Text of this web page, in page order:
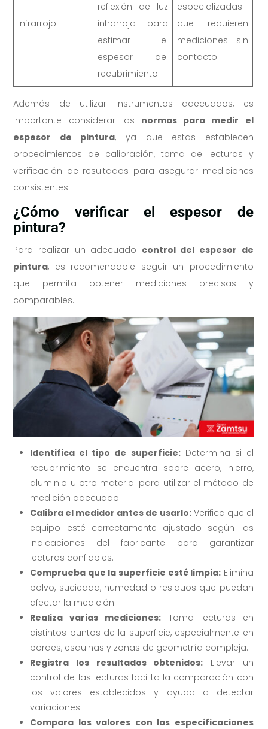
Infrarrojo
reflexión de luz
infrarroja para
estimar el
espesor del
recubrimiento.
especializadas
que requieren
mediciones sin
contacto.
Además de utilizar instrumentos adecuados, es
importante considerar las normas para medir el
espesor de pintura, ya que estas establecen
procedimientos de calibración, toma de lecturas y
verificación de resultados para asegurar mediciones
consistentes.
¿Cómo verificar el espesor de
pintura?
Para realizar un adecuado control del espesor de
pintura, es recomendable seguir un procedimiento
que permita obtener mediciones precisas y
comparables.
Identifica el tipo de superficie:Determina si el
recubrimiento se encuentra sobre acero, hierro,
aluminio u otro material para utilizar el método de
medición adecuado.
Calibra el medidor antes de usarlo:Verifica que el
equipo esté correctamente ajustado según las
indicaciones del fabricante para garantizar
lecturas confiables.
Comprueba que la superficie esté limpia: Elimina
polvo, suciedad, humedad o residuos que puedan
afectar la medición.
Realiza varias mediciones: Toma lecturas en
distintos puntos de la superficie, especialmente en
bordes, esquinas y zonas de geometría compleja.
Registra los resultados obtenidos: Llevar un
control de las lecturas facilita la comparación con
los valores establecidos y ayuda a detectar
variaciones.
Compara los valores con las especificaciones